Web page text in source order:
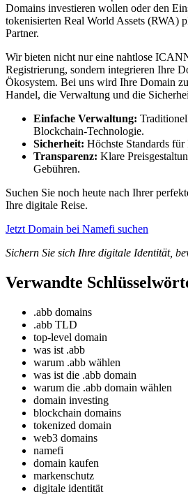
Domains investieren wollen oder den
tokenisierten Real World Assets (RWA)
Partner.
Wir bieten nicht nur eine nahtlose
Registrierung, sondern integrieren Ihre
Ökosystem. Bei uns wird Ihre Domain
Handel, die Verwaltung und die
Einfache Verwaltung:
Blockchain-Technologie.
Sicherheit: Höchste Standards
Transparenz: Klare
Gebühren.
Suchen Sie noch heute nach Ihrer
Ihre digitale Reise.
Jetzt Domain bei Namefi suchen
Sichern Sie sich Ihre digitale Identität,
Verwandte
.abb domains
.abb TLD
top-level domain
was ist .abb
warum .abb wählen
was ist die .abb domain
warum die .abb domain wählen
domain investing
blockchain domains
tokenized domain
web3 domains
namefi
domain kaufen
markenschutz
digitale identität